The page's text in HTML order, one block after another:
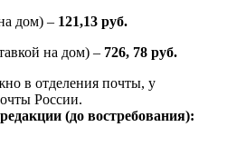
дом) – 121,13 руб.
на дом) – 726, 78 руб.
в отделения почты, у
России.
(до востребования):